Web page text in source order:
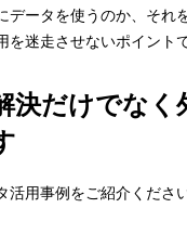
データを使うのか、それ
を迷走させないポイント
決だけでなく
用事例をご紹介ください